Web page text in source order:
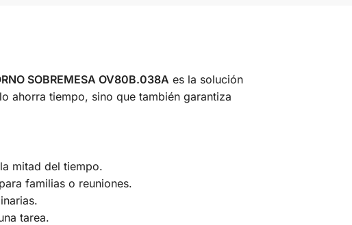
SOBREMESA OV80B.038A es la solución
ahorra tiempo, sino que también garantiza
mitad del tiempo.
familias o reuniones.
tarea.